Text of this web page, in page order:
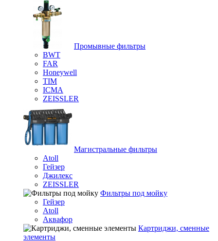
Промывные фильтры
BWT
FAR
Honeywell
TIM
ICMA
ZEISSLER
Магистральные фильтры
Atoll
Гейзер
Джилекс
ZEISSLER
Фильтры под мойку
Гейзер
Atoll
Аквафор
Картриджи, сменные
элементы